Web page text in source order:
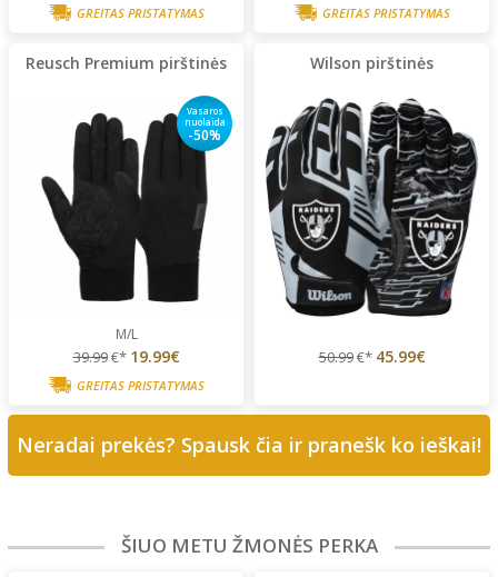
GREITAS PRISTATYMAS GREITAS PRISTATYMAS
Reusch Premium pirštinės
Vasaros
nuolaida
-50%
M/L
39.99€* 19.99€
GREITAS PRISTATYMAS
Wilson pirštinės
50.99€* 45.99€
Neradai prekės? Spausk čia ir pranešk ko ieškai!
ŠIUO METU ŽMONĖS PERKA